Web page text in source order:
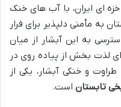
خزه ای ایران، با آب های خنک
به مأمنی دلپذیر برای فرار
به این آبشار از میان
لذت بخش از پیاده روی در
و خنکی آبشار، یکی از
تابستان است.